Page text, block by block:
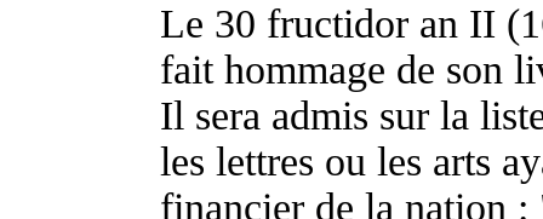
Le 30 fructidor an II
fait hommage de son
Il sera admis sur la
les lettres ou les arts
financier de la nation :